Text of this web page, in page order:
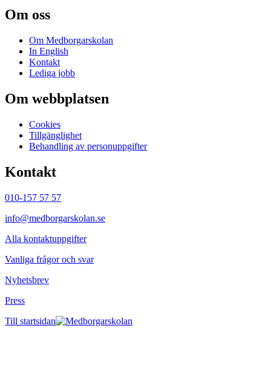
Om oss
Om Medborgarskolan
In English
Kontakt
Lediga jobb
Om webbplatsen
Cookies
Tillgänglighet
Behandling av personuppgifter
Kontakt
010-157 57 57
info@medborgarskolan.se
Alla kontaktuppgifter
Vanliga frågor och svar
Nyhetsbrev
Press
Till startsidan